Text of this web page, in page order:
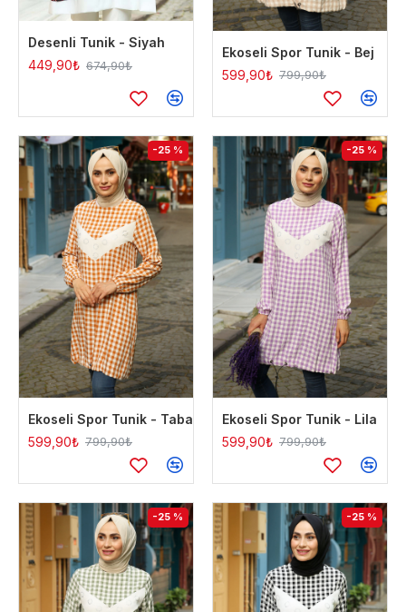
Desenli Tunik - Siyah
449,90₺ 674,90₺
Ekoseli Spor Tunik - Bej
599,90₺ 799,90₺
-25 %
Ekoseli Spor Tunik - Taba
599,90₺ 799,90₺
-25 %
Ekoseli Spor Tunik - Lila
599,90₺ 799,90₺
-25 % -25 %